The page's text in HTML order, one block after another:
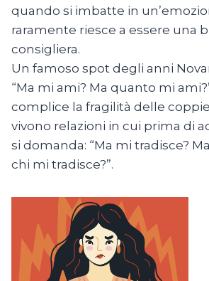
quando si imbatte in
raramente riesce a essere una
consigliera.
Un famoso spot degli anni
“Ma mi ami? Ma quanto mi
complice la fragilità delle
vivono relazioni in cui prima di
si domanda: “Ma mi tradisce?
chi mi tradisce?”.